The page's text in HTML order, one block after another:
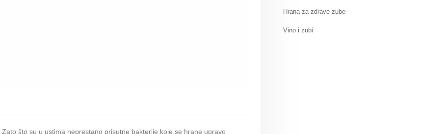
što su u ustima neprestano prisutne bakterije koje se hrane upravo
Hrana za zdrave zube
Vino i zubi